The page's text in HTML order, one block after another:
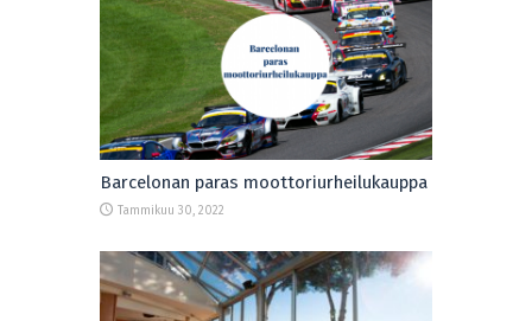
Barcelonan paras moottoriurheilukauppa
Tammikuu 30, 2022